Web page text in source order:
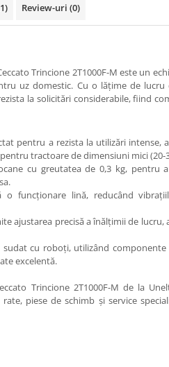
Review-uri (0)
Trincione 2T1000F-M este un
uz domestic. Cu o lățime de lucru
la solicitări considerabile, fiind
pentru a rezista la utilizări intense,
tractoare de dimensiuni mici (20-
cu greutatea de 0,3 kg, pentru
o funcționare lină, reducând
ajustarea precisă a înălțimii de lucru,
sudat cu roboți, utilizând componente
excelentă.
Trincione 2T1000F-M de la
piese de schimb și service